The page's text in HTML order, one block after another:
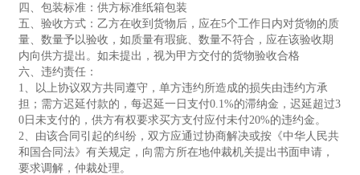
四、包装标准：供方标准纸箱包装
五、验收方式：乙方在收到货物后，应在5个工作日内对货物的质
量、数量予以验收，如质量有瑕疵、数量不符合，应在该验收期
内向供方提出。如未提出，视为甲方交付的货物验收合格
六、违约责任：
1、以上协议双方共同遵守，单方违约所造成的损失由违约方承
担；需方迟延付款的，每迟延一日支付0.1%的滞纳金，迟延超过3
0日未支付的，供方有权要求买方支付应付未付20%的违约金。
2、由该合同引起的纠纷，双方应通过协商解决或按《中华人民共
和国合同法》有关规定，向需方所在地仲裁机关提出书面申请，
要求调解，仲裁处理。